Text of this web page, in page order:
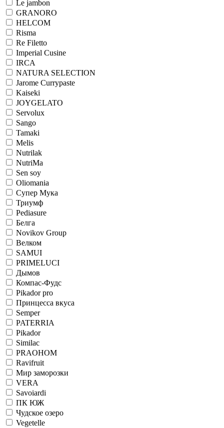
Le jambon
GRANORO
HELCOM
Risma
Re Filetto
Imperial Cusine
IRCA
NATURA SELECTION
Jarome Currypaste
Kaiseki
JOYGELATO
Servolux
Sango
Tamaki
Melis
Nutrilak
NutriMa
Sen soy
Oliomania
Супер Мука
Триумф
Pediasure
Белга
Novikov Group
Велком
SAMUI
PRIMELUCI
Дымов
Компас-Фудс
Pikador pro
Принцесса вкуса
Semper
PATERRIA
Pikador
Similac
PRAOHOM
Ravifruit
Мир заморозки
VERA
Savoiardi
ПК ЮЖ
Чудское озеро
Vegetelle